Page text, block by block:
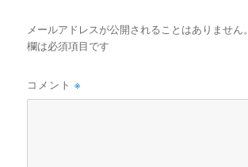
メールアドレスが公開されることはありません。
欄は必須項目です
コメント※